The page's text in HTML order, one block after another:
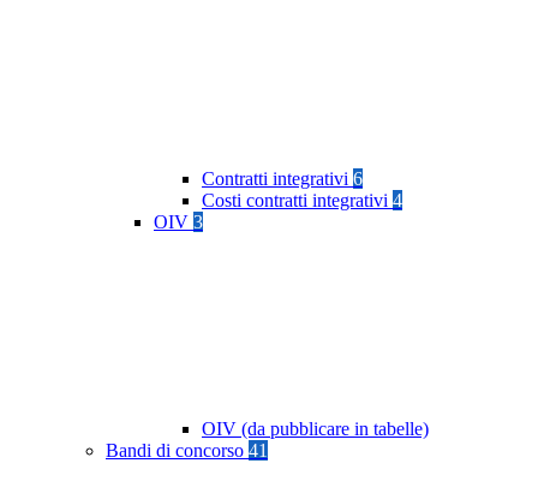
Contratti integrativi 6
Costi contratti integrativi 4
OIV 3
OIV (da pubblicare in tabelle)
Bandi di concorso 41